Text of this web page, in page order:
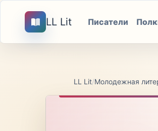
LL Lit Писатели
LL Lit/Молодежная